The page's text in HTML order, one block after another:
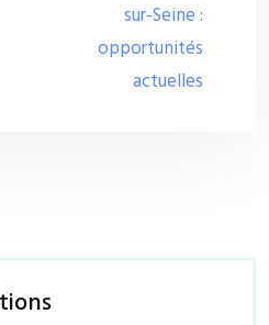
sur-Seine :
opportunités
actuelles